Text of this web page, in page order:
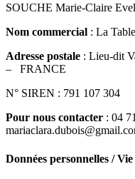
SOUCHE Marie-Claire
Nom commercial : La
Adresse postale : Lieu-dit
– FRANCE
N° SIREN : 791 107 304
Pour nous contacter : 04
Données personnelles /